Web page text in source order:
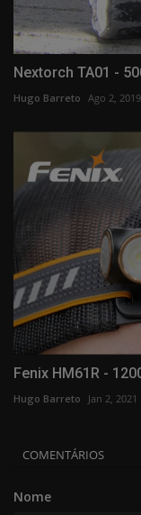
Nextorch TA01 -
Hugo Barreto Ago 2, 2019
Fenix HM61R -
Hugo Barreto Jan 2, 2021
COMENTÁRIOS
Nome